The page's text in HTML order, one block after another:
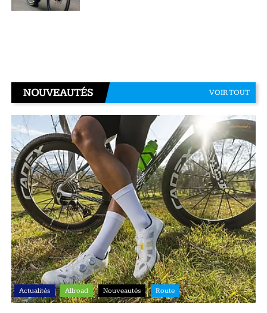
NOUVEAUTÉS VOIR TOUT
Actualités Allroad Nouveautés Route